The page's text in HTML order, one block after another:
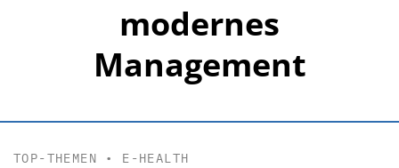
modernes
Management
TOP-THEMEN • E-HEALTH